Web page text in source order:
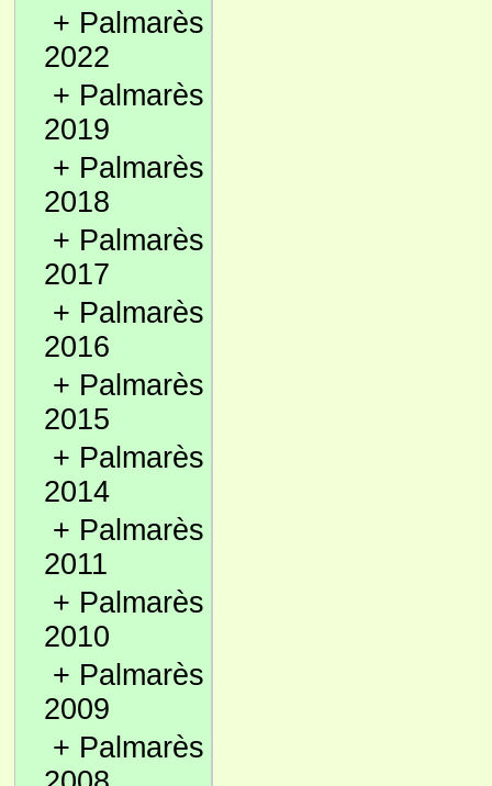
+ Palmarès
2022
+ Palmarès
2019
+ Palmarès
2018
+ Palmarès
2017
+ Palmarès
2016
+ Palmarès
2015
+ Palmarès
2014
+ Palmarès
2011
+ Palmarès
2010
+ Palmarès
2009
+ Palmarès